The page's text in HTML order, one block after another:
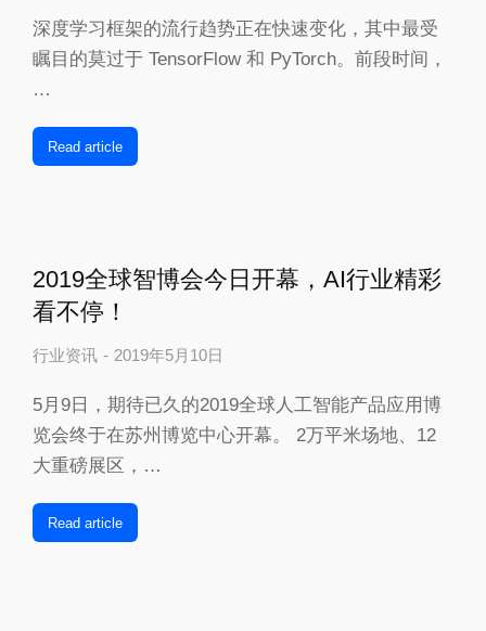
深度学习框架的流行趋势正在快速变化，其中最受
瞩目的莫过于 TensorFlow 和 PyTorch。前段时间，
…
Read article
2019全球智博会今日开幕，AI行业精彩
看不停！
行业资讯 2019年5月10日
5月9日，期待已久的2019全球人工智能产品应用博
览会终于在苏州博览中心开幕。 2万平米场地、12
大重磅展区，…
Read article